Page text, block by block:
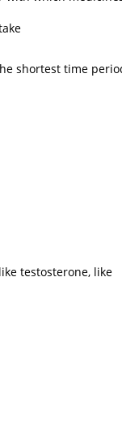
shortest time
testosterone, like